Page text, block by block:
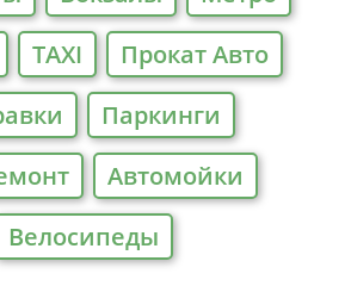
TAXI
Прокат Авто
Паркинги
Автомойки
Велосипеды